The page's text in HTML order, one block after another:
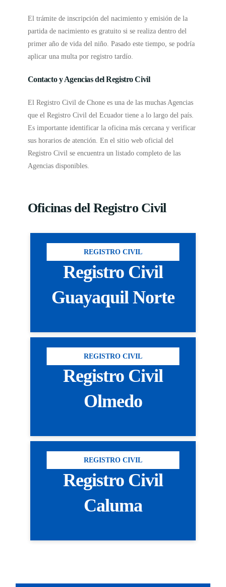
El trámite de inscripción del nacimiento y emisión de la
partida de nacimiento es gratuito si se realiza dentro del
primer año de vida del niño. Pasado este tiempo, se podría
aplicar una multa por registro tardío.
Contacto y Agencias del Registro Civil
El Registro Civil de Chone es una de las muchas Agencias
que el Registro Civil del Ecuador tiene a lo largo del país.
Es importante identificar la oficina más cercana y verificar
sus horarios de atención. En el sitio web oficial del
Registro Civil se encuentra un listado completo de las
Agencias disponibles.
Oficinas del Registro Civil
REGISTRO CIVIL
Registro Civil
Guayaquil Norte
REGISTRO CIVIL
Registro Civil
Olmedo
REGISTRO CIVIL
Registro Civil
Caluma